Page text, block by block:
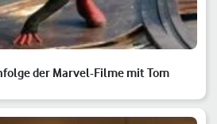
der Marvel-Filme mit Tom